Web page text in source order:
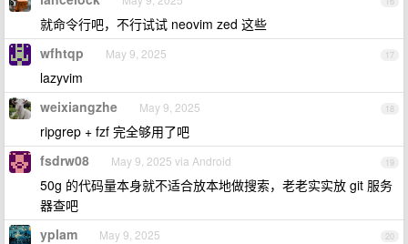
就命令行吧，不行试试 neovim zed 这些
17
wfhtqp May 9, 2025
lazyvim
18
weixiangzhe May 9, 2025
ripgrep + fzf 完全够用了吧
19
fsdrw08 May 9, 2025 via Android
50g 的代码量本身就不适合放本地做搜索，老老实实放 git 服务
器查吧
20
yplam May 9, 2025